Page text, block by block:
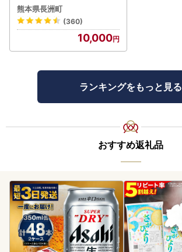
熊本県長洲町
(360)
10,000
ランキングをもっと見る
おすすめ返礼品